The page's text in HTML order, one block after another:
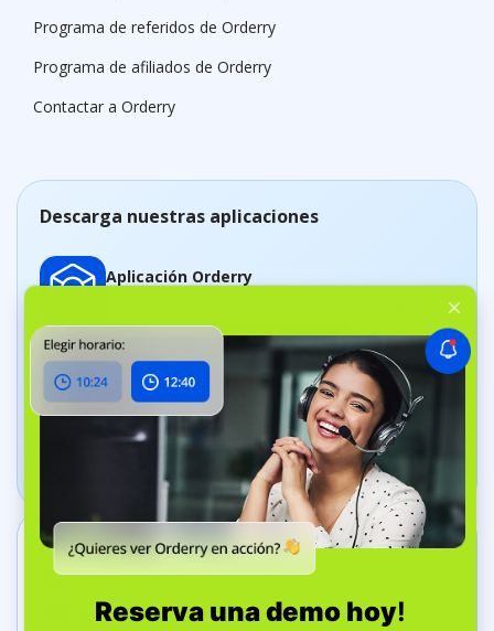
Programa de referidos de Orderry
Programa de afiliados de Orderry
Contactar a Orderry
Descarga nuestras aplicaciones
Aplicación Orderry
Aplicación Dashboard
Realiza un control del negocio en tiempo real
Contáctenos
+52 55 7100 3120
help@orderry.com